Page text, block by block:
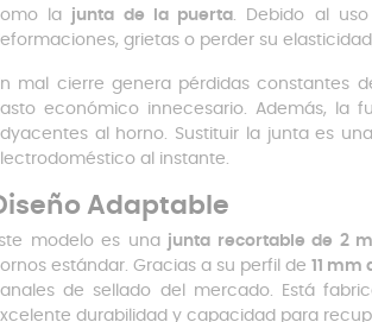
la junta de la puerta . Debido al
grietas o perder su
mal cierre genera pérdidas constantes
económico innecesario. Además, la
al horno. Sustituir la junta es
al instante.
Adaptable
modelo es una junta recortable de 2
estándar. Gracias a su perfil de11 mm
de sellado del mercado. Está
durabilidad y capacidad para